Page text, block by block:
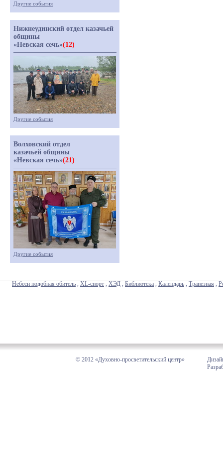
Другие события
Нижнеудинский отдел казачьей
общины
«Невская сечь»(12)
Другие события
Волховский отдел
казачьей общины
«Невская сечь»(21)
Другие события
Небеси подобная обитель , XL-спорт , ХЭД , Библиотека , Календарь , Трапезная ,
© 2012 «Духовно-просветительский центр»